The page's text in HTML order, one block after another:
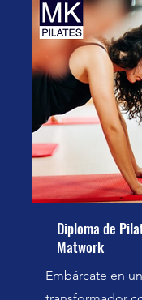
Diploma de
Matwork
Embárcate en